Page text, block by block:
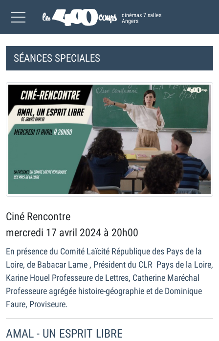
cinémas 7 salles
Angers
SÉANCES SPECIALES
Ciné Rencontre
mercredi 17 avril 2024 à 20h00
En présence du Comité Laïcité République des Pays de la
Loire, de Babacar Lame , Président du CLR Pays de la Loire,
Karine Houel Professeure de Lettres, Catherine Maréchal
Professeure agrégée histoire-géographie et de Dominique
Faure, Proviseure.
AMAL - UN ESPRIT LIBRE